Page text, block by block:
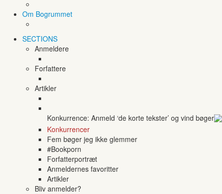
Om Bogrummet
SECTIONS
Anmeldere
Forfattere
Artikler
Konkurrence: Anmeld ‘de korte tekster’ og vind bøger
Konkurrencer
Fem bøger jeg ikke glemmer
#Bookporn
Forfatterportræt
Anmeldernes favoritter
Artikler
Bliv anmelder?